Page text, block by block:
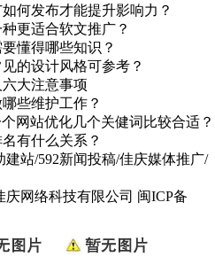
何发布才能提升影响力？
更适合软文推广？
懂得哪些知识？
的设计风格可参考？
大注意事项
些维护工作？
网站优化几个关健词比较合适？
有什么关系？
建站/592新闻投稿/佳庆媒体推广/
庆网络科技有限公司 闽ICP备